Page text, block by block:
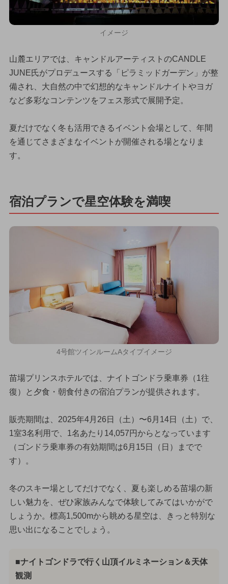
イメージ
山麓エリアでは、キャンドルアーティストのCANDLE
JUNE氏がプロデュースする「ピラミッドガーデン」が整
備され、大自然の中で幻想的なキャンドルナイトやヨガ
など多彩なコンテンツをフェス形式で展開予定。
夏だけでなく冬も活用できるイベント会場として、年間
を通じてさまざまなイベントが開催される場となりま
す。
宿泊プランで星空体験を満喫
4号館ツインルームAタイプイメージ
苗場プリンスホテルでは、ナイトゴンドラ乗車券（1往
復）と夕食・朝食付きの宿泊プランが提供されます。
販売期間は、2025年4月26日（土）〜6月14日（土）で、
1室3名利用で、1名あたり14,057円からとなっています
（ゴンドラ乗車券の有効期間は6月15日（日）までで
す）。
冬のスキー場としてだけでなく、夏も楽しめる苗場の新
しい魅力を、ぜひ家族みんなで体験してみてはいかがで
しょうか。標高1,500mから眺める星空は、きっと特別な
思い出になることでしょう。
■ナイトゴンドラで行く山頂イルミネーション＆天体
観測